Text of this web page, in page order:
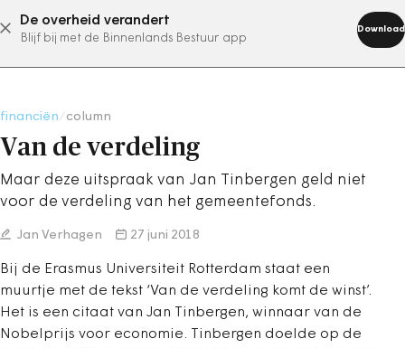
De overheid verandert
Blijf bij met de Binnenlands Bestuur app
Download
abonneer nu
financiën column
Van de verdeling
Maar deze uitspraak van Jan Tinbergen geld niet
voor de verdeling van het gemeentefonds.
Jan Verhagen 27 juni 2018
Bij de Erasmus Universiteit Rotterdam staat een
muurtje met de tekst ‘Van de verdeling komt de winst’.
Het is een citaat van Jan Tinbergen, winnaar van de
Nobelprijs voor economie. Tinbergen doelde op de